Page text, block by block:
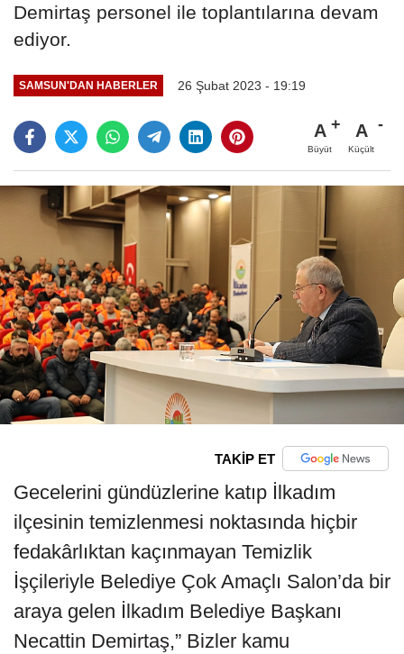
Demirtaş personel ile toplantılarına devam
ediyor.
SAMSUN'DAN HABERLER 26 Şubat 2023 - 19:19
A
Büyüt
A
Küçült
TAKİP ET
Gecelerini gündüzlerine katıp İlkadım
ilçesinin temizlenmesi noktasında hiçbir
fedakârlıktan kaçınmayan Temizlik
İşçileriyle Belediye Çok Amaçlı Salon’da bir
araya gelen İlkadım Belediye Başkanı
Necattin Demirtaş,” Bizler kamu